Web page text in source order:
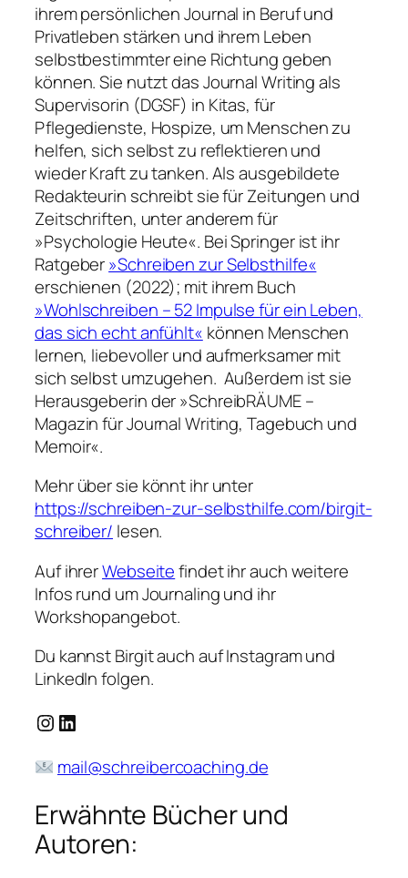
ihrem persönlichen Journal in Beruf und
Privatleben stärken und ihrem Leben
selbstbestimmter eine Richtung geben
können. Sie nutzt das Journal Writing als
Supervisorin (DGSF) in Kitas, für
Pflegedienste, Hospize, um Menschen zu
helfen, sich selbst zu reflektieren und
wieder Kraft zu tanken. Als ausgebildete
Redakteurin schreibt sie für Zeitungen und
Zeitschriften, unter anderem für
»Psychologie Heute«. Bei Springer ist ihr
Ratgeber»Schreiben zur Selbsthilfe«
erschienen (2022); mit ihrem Buch
»Wohlschreiben – 52 Impulse für ein Leben,
das sich echt anfühlt« können Menschen
lernen, liebevoller und aufmerksamer mit
sich selbst umzugehen. Außerdem ist sie
Herausgeberin der »SchreibRÄUME –
Magazin für Journal Writing, Tagebuch und
Memoir«.
Mehr über sie könnt ihr unter
https://schreiben-zur-selbsthilfe.com/birgit-
schreiber/ lesen.
Auf ihrerWebseitefindet ihr auch weitere
Infos rund um Journaling und ihr
Workshopangebot.
Du kannst Birgit auch auf Instagram und
LinkedIn folgen.
Instagram
LinkedIn
mail@schreibercoaching.de
Erwähnte Bücher und
Autoren: